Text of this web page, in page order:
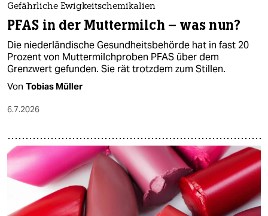
Gefährliche Ewigkeitschemikalien
PFAS in der Muttermilch – was nun?
Die niederländische Gesundheitsbehörde hat in fast 20
Prozent von Muttermilchproben PFAS über dem
Grenzwert gefunden. Sie rät trotzdem zum Stillen.
Von Tobias Müller
6.7.2026